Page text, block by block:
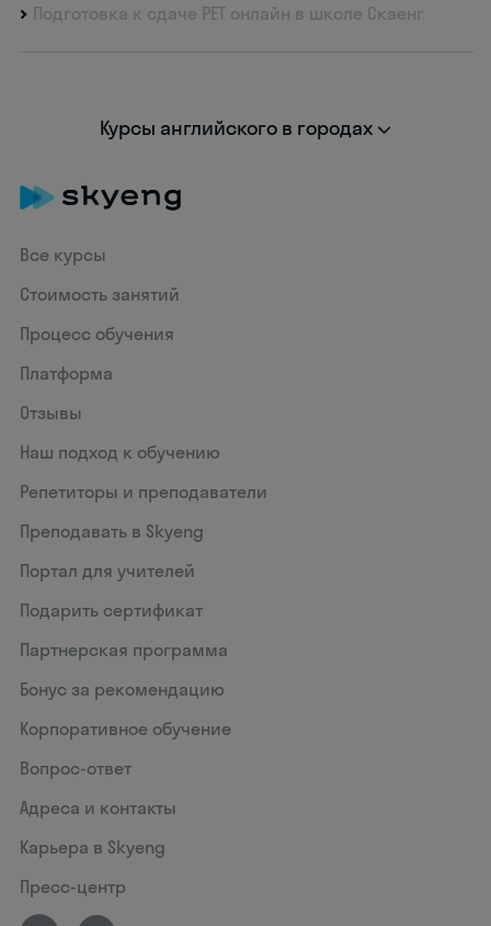
Подготовка к сдаче PET онлайн в школе Скаенг
Курсы английского в городах
Все курсы
Стоимость занятий
Процесс обучения
Платформа
Отзывы
Наш подход к обучению
Репетиторы и преподаватели
Преподавать в Skyeng
Портал для учителей
Подарить сертификат
Партнерская программа
Бонус за рекомендацию
Корпоративное обучение
Вопрос-ответ
Адреса и контакты
Карьера в Skyeng
Пресс-центр